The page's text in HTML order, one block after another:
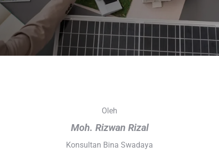
Oleh
Moh. Rizwan Rizal
Konsultan Bina Swadaya